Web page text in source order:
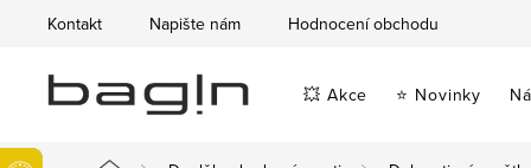
obsah
Kontakt Napište nám Hodnocení obchodu
💥 Akce ⭐ Novinky